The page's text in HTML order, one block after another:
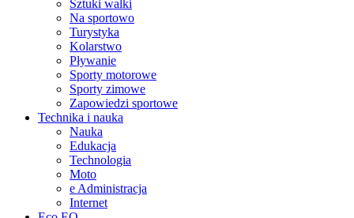
Sztuki walki
Na sportowo
Turystyka
Kolarstwo
Pływanie
Sporty motorowe
Sporty zimowe
Zapowiedzi sportowe
Technika i nauka
Nauka
Edukacja
Technologia
Moto
e Administracja
Internet